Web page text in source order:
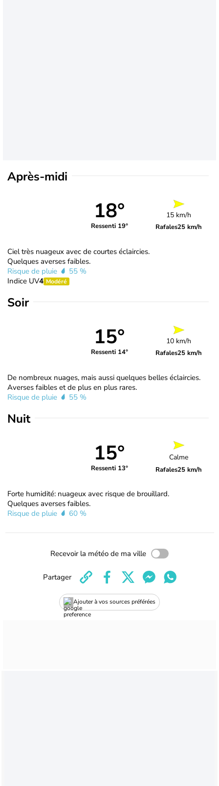
Après-midi
18°
Ressenti 19°
15 km/h
Rafales25 km/h
Ciel très nuageux avec de courtes éclaircies.
Quelques averses faibles.
Risque de pluie
55 %
Indice UV4 Modéré
Soir
15°
Ressenti 14°
10 km/h
Rafales25 km/h
De nombreux nuages, mais aussi quelques belles éclaircies.
Averses faibles et de plus en plus rares.
Risque de pluie
55 %
Nuit
15°
Ressenti 13°
Calme
Rafales25 km/h
Forte humidité: nuageux avec risque de brouillard.
Quelques averses faibles.
Risque de pluie
60 %
Recevoir la météo de ma ville
Ajouter à vos sources préférées
Partager